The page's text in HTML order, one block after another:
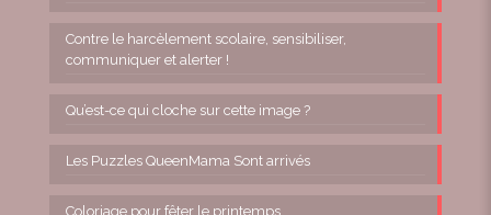
Contre le harcèlement scolaire, sensibiliser,
communiquer et alerter !
Qu’est-ce qui cloche sur cette image ?
Les Puzzles QueenMama Sont arrivés
Coloriage pour fêter le printemps